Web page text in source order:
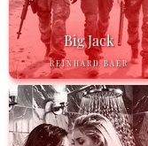
Big Jack
REINHARD BAER